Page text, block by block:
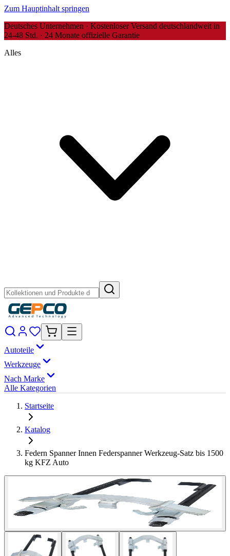
Zum Hauptinhalt springen
Deutsches Unternehmen · Kostenloser Versand deutschlandweit in
24-48 Std. · 24 Monate offizielle Garantie
Alles
Autoteile
Werkzeuge
Nach Marke
Alle Kategorien
Startseite
Katalog
Federn Spanner Innen Federspanner Werkzeug-Satz bis 1500
kg KFZ Auto